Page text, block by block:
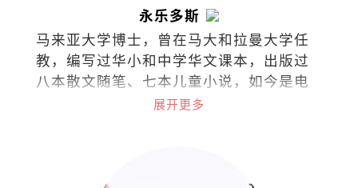
永乐多斯
马来亚大学博士，曾在马大和拉曼大学任
教，编写过华小和中学华文课本，出版过
八本散文随笔、七本儿童小说，如今是电
台节目《思想泉源》主持人。
展开更多